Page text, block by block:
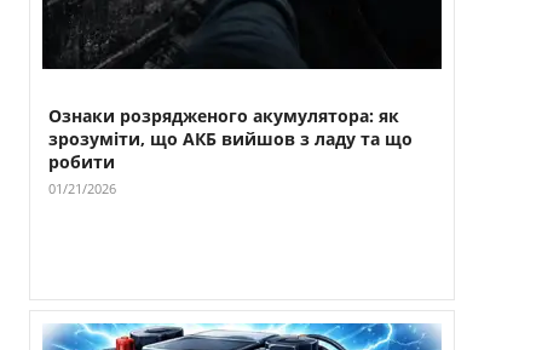
Ознаки розрядженого акумулятора: як
зрозуміти, що АКБ вийшов з ладу та що
робити
01/21/2026